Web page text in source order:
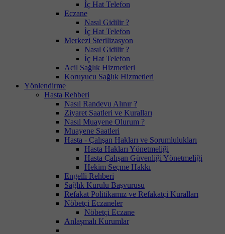
İç Hat Telefon
Eczane
Nasıl Gidilir ?
İç Hat Telefon
Merkezi Sterilizasyon
Nasıl Gidilir ?
İç Hat Telefon
Acil Sağlık Hizmetleri
Koruyucu Sağlık Hizmetleri
Yönlendirme
Hasta Rehberi
Nasıl Randevu Alınır ?
Ziyaret Saatleri ve Kuralları
Nasıl Muayene Olurum ?
Muayene Saatleri
Hasta - Çalışan Hakları ve Sorumlulukları
Hasta Hakları Yönetmeliği
Hasta Çalışan Güvenliği Yönetmeliği
Hekim Seçme Hakkı
Engelli Rehberi
Sağlık Kurulu Başvurusu
Refakat Politikamız ve Refakatçi Kuralları
Nöbetçi Eczaneler
Nöbetçi Eczane
Anlaşmalı Kurumlar